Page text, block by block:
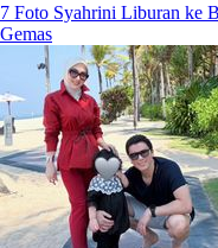
7 Foto Syahrini Liburan ke
Gemas